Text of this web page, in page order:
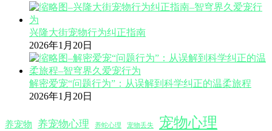
兴隆大街宠物行为纠正指南
2026年1月20日
解密爱宠“问题行为”：从误解到科学纠正的温柔旅程
2026年1月20日
养宠物 养宠物心理 养蛇心理 宠物丢失 宠物心理